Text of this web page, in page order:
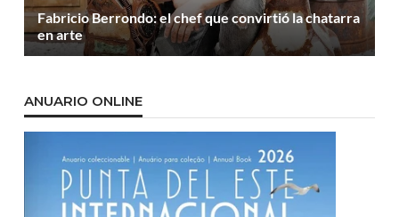
Fabricio Berrondo: el chef que convirtió la chatarra
en arte
ANUARIO ONLINE